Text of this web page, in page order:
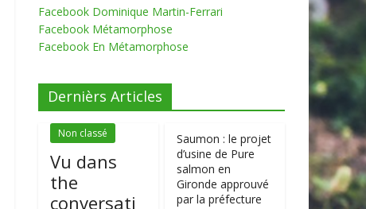
Facebook Dominique Martin-Ferrari
Facebook Métamorphose
Facebook En Métamorphose
Dernièrs Articles
Non classé
Vu dans
the
conversati
Saumon : le projet
d’usine de Pure
salmon en
Gironde approuvé
par la préfecture